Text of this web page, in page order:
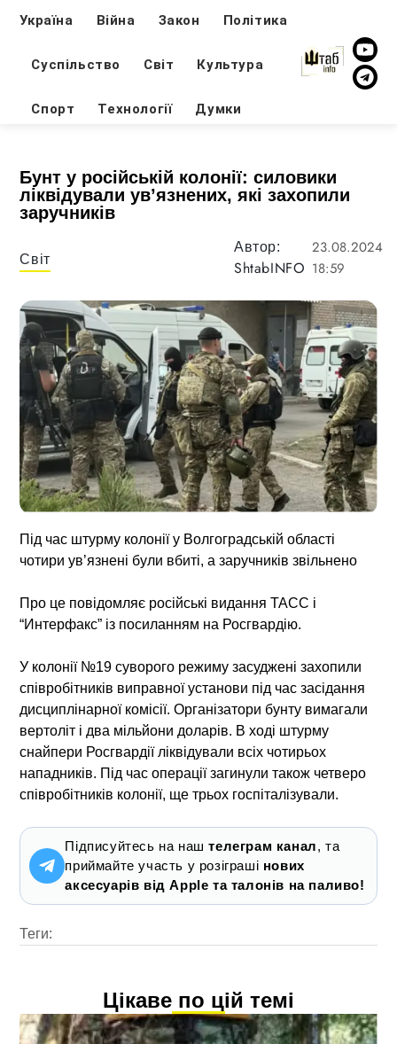
Україна Війна Закон Політика
Суспільство Світ Культура
Спорт Технології Думки
Бунт у російській колонії: силовики
ліквідували ув’язнених, які захопили
заручників
Світ
Автор:
ShtabINFO
23.08.2024
18:59
Під час штурму колонії у Волгоградській області
чотири ув’язнені були вбиті, а заручників звільнено
Про це повідомляє російські видання ТАСС і
“Интерфакс” із посиланням на Росгвардію.
У колонії №19 суворого режиму засуджені захопили
співробітників виправної установи під час засідання
дисциплінарної комісії. Організатори бунту вимагали
вертоліт і два мільйони доларів. В ході штурму
снайпери Росгвардії ліквідували всіх чотирьох
нападників. Під час операції загинули також четверо
співробітників колонії, ще трьох госпіталізували.
Підписуйтесь на наштелеграм канал, та
приймайте участь у розіграші нових
аксесуарів від Apple та талонів на паливо!
Теги:
Цікаве по цій темі